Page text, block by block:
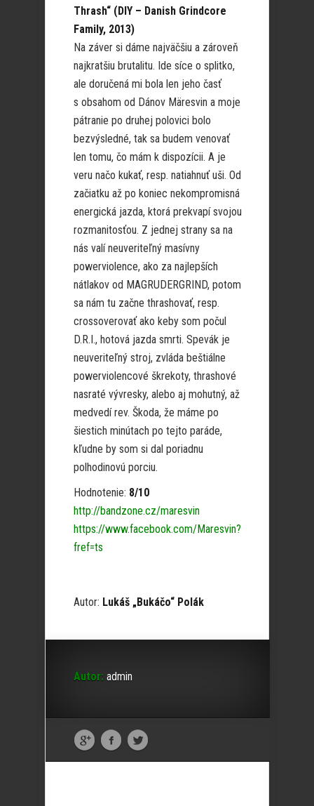
Thrash“ (DIY – Danish Grindcore
Family, 2013)
Na záver si dáme najväčšiu a zároveň
najkratšiu brutalitu. Ide síce o splitko,
ale doručená mi bola len jeho časť
s obsahom od Dánov Märesvin a moje
pátranie po druhej polovici bolo
bezvýsledné, tak sa budem venovať
len tomu, čo mám k dispozícii. A je
veru načo kukať, resp. natiahnuť uši. Od
začiatku až po koniec nekompromisná
energická jazda, ktorá prekvapí svojou
rozmanitosťou. Z jednej strany sa na
nás valí neuveriteľný masívny
powerviolence, ako za najlepších
nátlakov od MAGRUDERGRIND, potom
sa nám tu začne thrashovať, resp.
crossoverovať ako keby som počul
D.R.I., hotová jazda smrti. Spevák je
neuveriteľný stroj, zvláda beštiálne
powerviolencové škrekoty, thrashové
nasraté vývresky, alebo aj mohutný, až
medvedí rev. Škoda, že máme po
šiestich minútach po tejto paráde,
kľudne by som si dal poriadnu
polhodinovú porciu.
Hodnotenie: 8/10
http://bandzone.cz/maresvin
https://www.facebook.com/Maresvin?
fref=ts
Autor: Lukáš „Bukáčo“ Polák
Autor: admin